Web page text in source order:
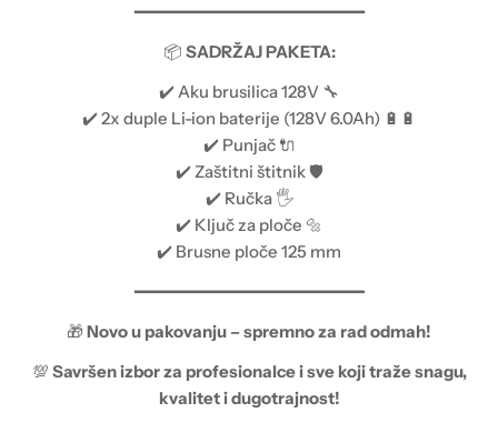
━━━━━━━━━━━━━━━━━━━━━━━
📦 SADRŽAJ PAKETA:
✔️ Aku brusilica 128V 🔧
✔️ 2x duple Li-ion baterije (128V 6.0Ah) 🔋🔋
✔️ Punjač 🔌
✔️ Zaštitni štitnik 🛡️
✔️ Ručka 🖐️
✔️ Ključ za ploče 🔩
✔️ Brusne ploče 125 mm
━━━━━━━━━━━━━━━━━━━━━━━
🎁 Novo u pakovanju – spremno za rad odmah!
💯 Savršen izbor za profesionalce i sve koji traže snagu,
kvalitet i dugotrajnost!